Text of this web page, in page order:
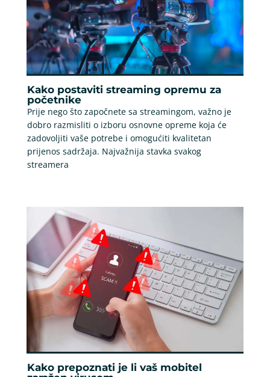
Kako postaviti streaming opremu za
početnike
Prije nego što započnete sa streamingom, važno je
dobro razmisliti o izboru osnovne opreme koja će
zadovoljiti vaše potrebe i omogućiti kvalitetan
prijenos sadržaja. Najvažnija stavka svakog
streamera
Kako prepoznati je li vaš mobitel